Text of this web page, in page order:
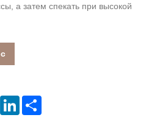
а затем спекать при высокой
PinterestLinkedIn